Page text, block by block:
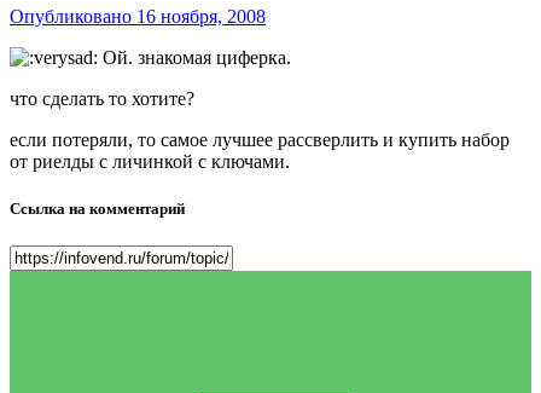
Опубликовано 16 ноября, 2008
Ой. знакомая циферка.
что сделать то хотите?
если потеряли, то самое лучшее рассверлить и купить набор
от риелды с личинкой с ключами.
Ссылка на комментарий